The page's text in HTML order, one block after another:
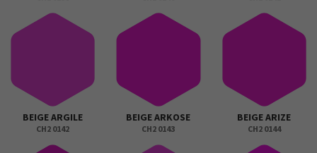
BEIGE ARGILE
CH2 0142
BEIGE ARKOSE
CH2 0143
BEIGE ARIZE
CH2 0144